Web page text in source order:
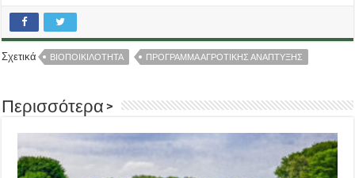
Σχετικά ΒΙΟΠΟΙΚΙΛΟΤΗΤΑ ΠΡΟΓΡΑΜΜΑ ΑΓΡΟΤΙΚΗΣ ΑΝΑΠΤΥΞΗΣ
Περισσότερα >